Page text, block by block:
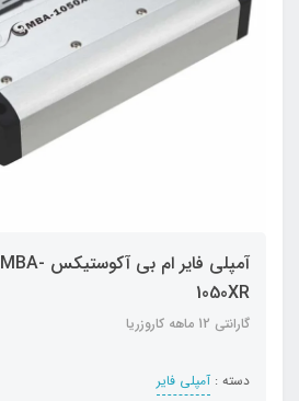
آمپلی فایر ام بی آکوستیکس MBA-
1050XR
گارانتی 12 ماهه کاروزریا
دسته : آمپلی فایر